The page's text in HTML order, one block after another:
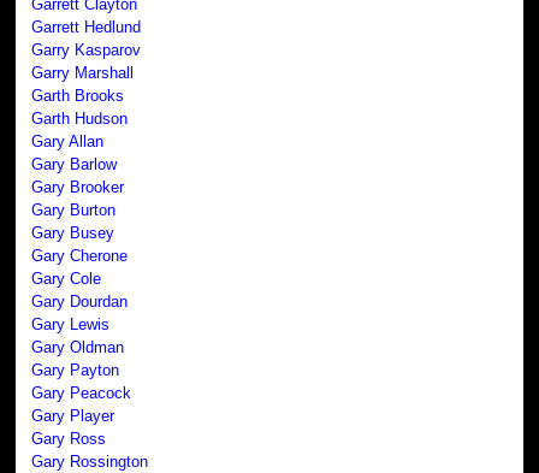
Garrett Clayton
Garrett Hedlund
Garry Kasparov
Garry Marshall
Garth Brooks
Garth Hudson
Gary Allan
Gary Barlow
Gary Brooker
Gary Burton
Gary Busey
Gary Cherone
Gary Cole
Gary Dourdan
Gary Lewis
Gary Oldman
Gary Payton
Gary Peacock
Gary Player
Gary Ross
Gary Rossington